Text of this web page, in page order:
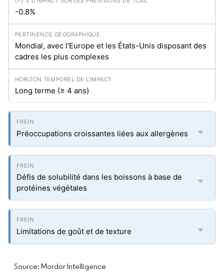
-0.8%
Mondial, avec l'Europe et les États-Unis disposant des
cadres les plus complexes
Long terme (≥ 4 ans)
Préoccupations croissantes liées aux allergènes
Défis de solubilité dans les boissons à base de
protéines végétales
Limitations de goût et de texture
Source: Mordor Intelligence